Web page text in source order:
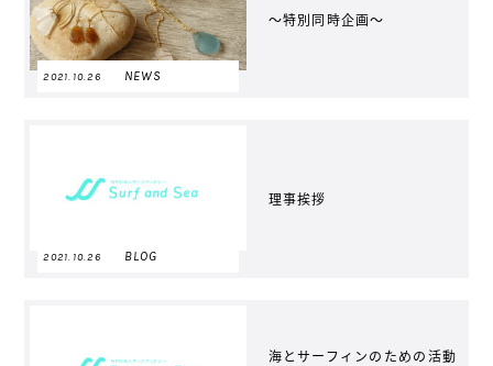
2021.10.26 NEWS
〜特別同時企画〜
2021.10.26 BLOG
理事挨拶
海とサーフィンのための活動